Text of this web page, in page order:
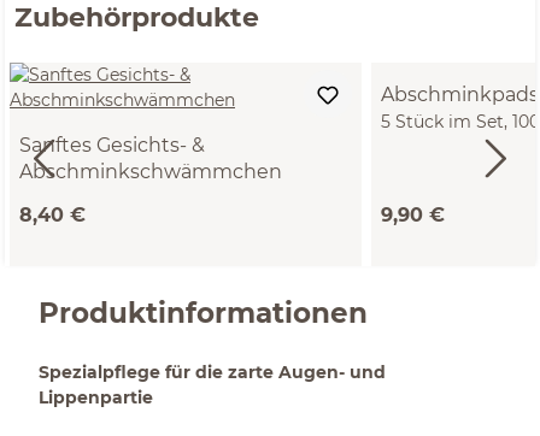
Zubehörprodukte
Sanftes Gesichts- &
Abschminkschwämmchen
8,40 €
Abschminkpads
5 Stück im Set,
Frottee, GOTS
9,90 €
Produktinformationen
Spezialpflege für die zarte Augen- und
Lippenpartie